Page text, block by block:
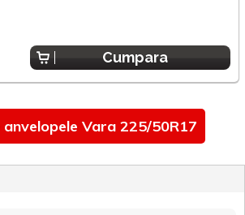
Cumpara
Vara 225/50R17